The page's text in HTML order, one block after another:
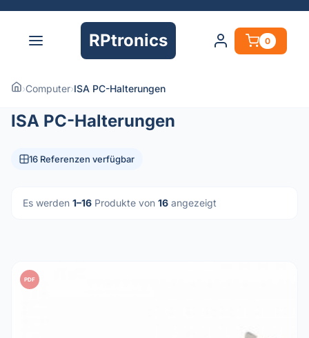
RPtronics 0
›Computer›ISA PC-Halterungen
ISA PC-Halterungen
16 Referenzen verfügbar
Es werden 1–16 Produkte von 16 angezeigt
PDF